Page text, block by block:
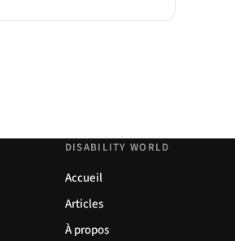
DISABILITY WORLD
Accueil
Articles
À propos